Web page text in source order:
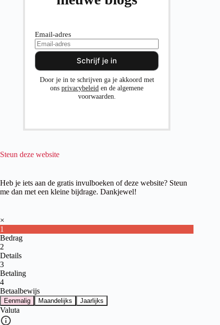
Email-adres
Door je in te schrijven ga je akkoord met
onsprivacybeleid en de algemene
voorwaarden.
Steun deze website
Heb je iets aan de gratis invulboeken of deze website? Steun
me dan met een kleine bijdrage. Dankjewel!